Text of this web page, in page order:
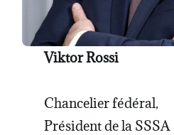
Viktor Rossi
Chancelier fédéral,
Président de la SSSA